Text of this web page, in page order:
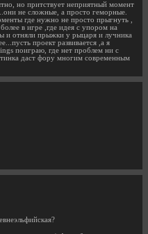
но притствует неприятный момент
не сложные, а просто геморные.
где нужно не просто прыгнуть ,
в игре ,где идея с упором на
и отняли прыжки у рыцаря и лучника
проект развивается ,а я
поиграю, где нет проблем ни с
даст фору многим современным